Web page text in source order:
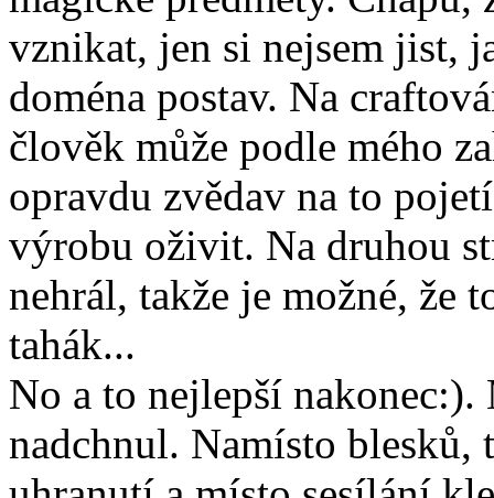
vznikat, jen si nejsem jist,
doména postav. Na
člověk může podle mého
opravdu zvědav na to
výrobu oživit. Na druhou
nehrál, takže je možné, že
tahák...
No a to nejlepší
nadchnul. Namísto blesků,